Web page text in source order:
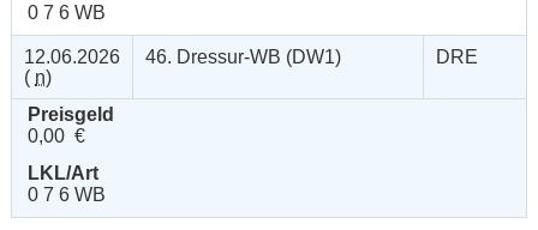
0 7 6 WB
12.06.2026
( n)
46. Dressur-WB (DW1) DRE
Preisgeld
0,00 €
LKL/Art
0 7 6 WB